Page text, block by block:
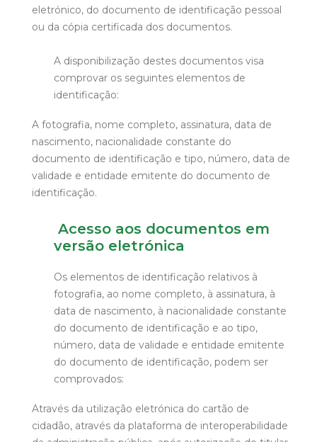
eletrónico, do documento de identificação pessoal
ou da cópia certificada dos documentos.
A disponibilização destes documentos visa
comprovar os seguintes elementos de
identificação:
A fotografia, nome completo, assinatura, data de
nascimento, nacionalidade constante do
documento de identificação e tipo, número, data de
validade e entidade emitente do documento de
identificação.
Acesso aos documentos em
versão eletrónica
Os elementos de identificação relativos à
fotografia, ao nome completo, à assinatura, à
data de nascimento, à nacionalidade constante
do documento de identificação e ao tipo,
número, data de validade e entidade emitente
do documento de identificação, podem ser
comprovados:
Através da utilização eletrónica do cartão de
cidadão, através da plataforma de interoperabilidade